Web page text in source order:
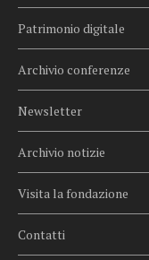
Patrimonio digitale
Archivio conferenze
Newsletter
Archivio notizie
Visita la fondazione
Contatti